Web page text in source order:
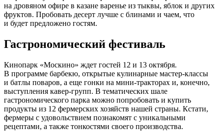
на дровяном офире в казане варенье из тыквы, яблок и других
фруктов. Пробовать десерт лучше с блинами и чаем, что
и будет предложено гостям.
Гастрономический фестиваль
Кинопарк «Москино» ждет гостей 12 и 13 октября.
В программе барбекю, открытые кулинарные мастер-классы
и батлы поваров, а еще гонки на мини-тракторах и, конечно,
выступления кавер-групп. В тематических шале
гастрономического парка можно попробовать и купить
продукты из 12 фермерских хозяйств нашей страны. Кстати,
фермеры с удовольствием познакомят с уникальными
рецептами, а также тонкостями своего производства.